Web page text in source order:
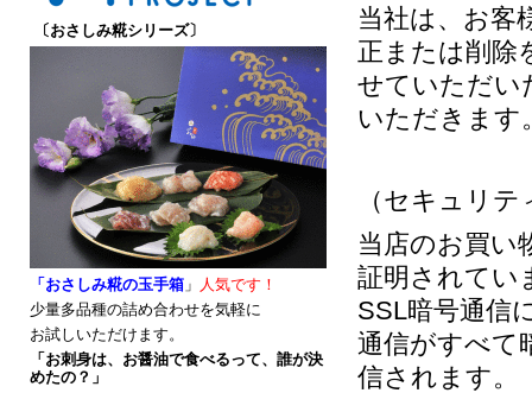
〔おさしみ糀シリーズ〕
「おさしみ糀の玉手箱 」 人気です ！
少量多品種の詰め合わせを気軽に
お試しいただけます。
「お刺身は、お醤油で食べるって、誰が決
めたの？」
当社は、お客
正または削除
せていただい
いただきます
（セキュリ
当店のお買い
証明されてい
SSL暗号通信
通信がすべて
信されます。